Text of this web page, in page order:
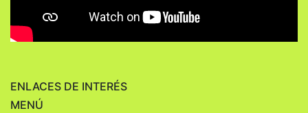
ENLACES DE INTERÉS
MENÚ